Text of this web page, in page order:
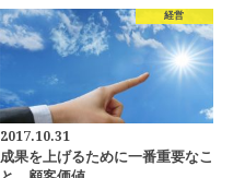
経営
2017.10.31
成果を上げるために一番重要なこ